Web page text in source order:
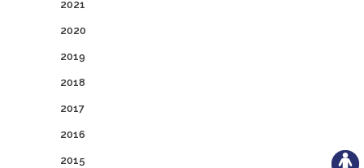
2021
2020
2019
2018
2017
2016
2015